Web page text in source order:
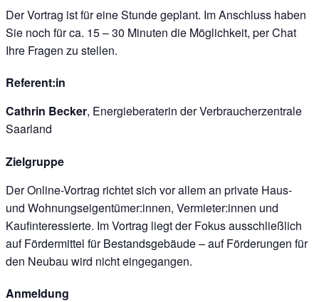
Der Vortrag ist für eine Stunde geplant. Im Anschluss haben
Sie noch für ca. 15 – 30 Minuten die Möglichkeit, per Chat
Ihre Fragen zu stellen.
Referent:in
Cathrin Becker, Energieberaterin der Verbraucherzentrale
Saarland
Zielgruppe
Der Online-Vortrag richtet sich vor allem an private Haus-
und Wohnungseigentümer:innen, Vermieter:innen und
Kaufinteressierte. Im Vortrag liegt der Fokus ausschließlich
auf Fördermittel für Bestandsgebäude – auf Förderungen für
den Neubau wird nicht eingegangen.
Anmeldung